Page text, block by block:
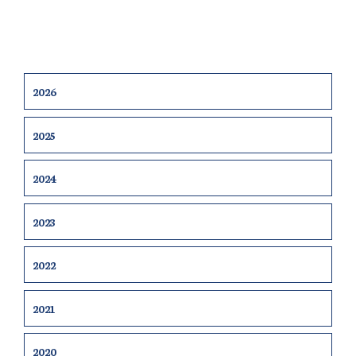
2026
2025
2024
2023
2022
2021
2020